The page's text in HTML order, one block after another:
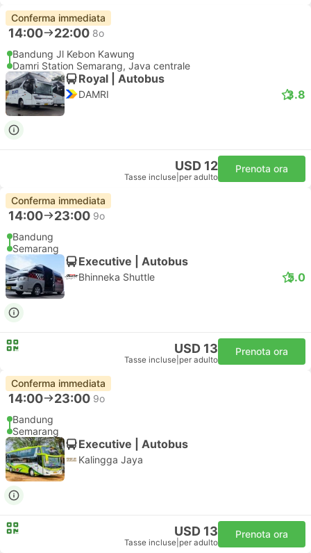
Conferma immediata
14:00 22:00 8o
Bandung Jl Kebon Kawung
Damri Station Semarang, Java centrale
Royal | Autobus
DAMRI 3.8
USD 12
Tasse incluse per adulto
Prenota ora
Conferma immediata
14:00 23:00 9o
Bandung
Semarang
Executive | Autobus
Bhinneka Shuttle 5.0
USD 13
Tasse incluse per adulto
Prenota ora
Conferma immediata
14:00 23:00 9o
Bandung
Semarang
Executive | Autobus
Kalingga Jaya
USD 13
Tasse incluse per adulto
Prenota ora